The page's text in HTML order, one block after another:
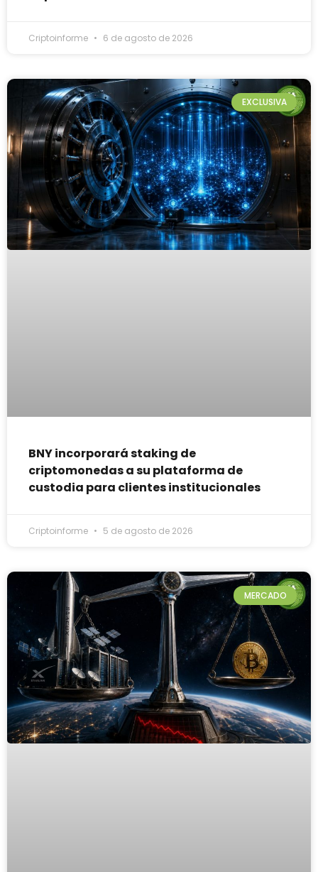
Criptoinforme 6 de agosto de 2026
EXCLUSIVA
BNY incorporará staking de
criptomonedas a su plataforma de
custodia para clientes institucionales
Criptoinforme 5 de agosto de 2026
MERCADO